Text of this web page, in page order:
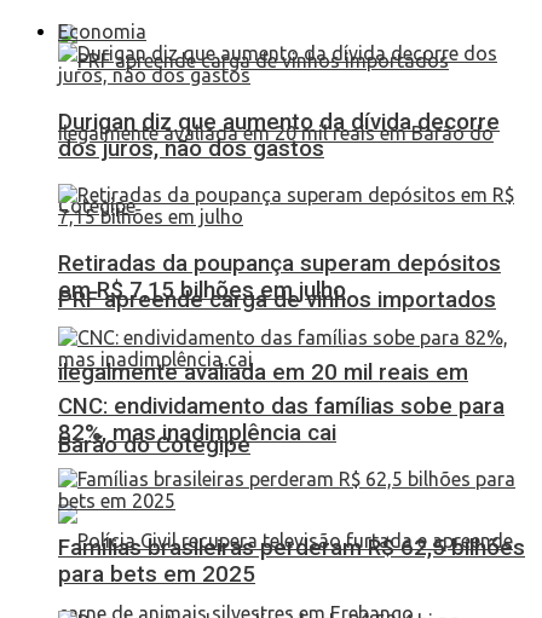
PRF apreende carga de vinhos importados
ilegalmente avaliada em 20 mil reais em
Barão do Cotegipe
Economia
Durigan diz que aumento da dívida decorre
dos juros, não dos gastos
Retiradas da poupança superam depósitos
em R$ 7,15 bilhões em julho
CNC: endividamento das famílias sobe para
82%, mas inadimplência cai
Famílias brasileiras perderam R$ 62,5 bilhões
para bets em 2025